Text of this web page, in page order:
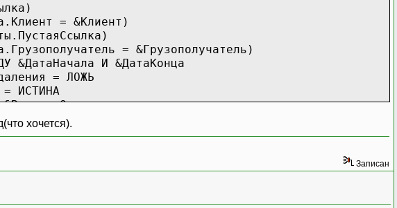
= &Клиент)
= &Грузополучатель)
&ДатаНачала И &ДатаКонца
= ЛОЖЬ
ИСТИНА
хочется).
Записан